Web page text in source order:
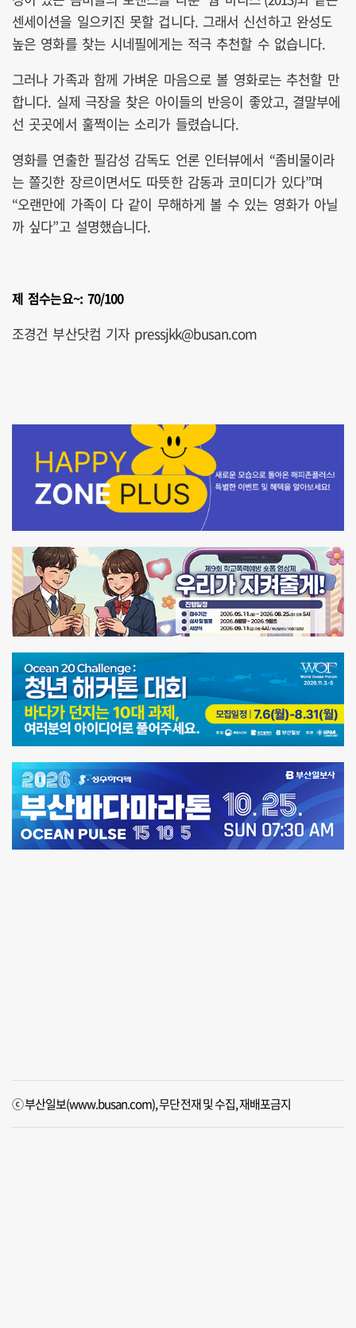
센세이션을 일으키진 못할 겁니다. 그래서 신선하고 완성도
높은 영화를 찾는 시네필에게는 적극 추천할 수 없습니다.
그러나 가족과 함께 가벼운 마음으로 볼 영화로는 추천할 만
합니다. 실제 극장을 찾은 아이들의 반응이 좋았고, 결말부에
선 곳곳에서 훌쩍이는 소리가 들렸습니다.
영화를 연출한 필감성 감독도 언론 인터뷰에서 “좀비물이라
는 쫄깃한 장르이면서도 따뜻한 감동과 코미디가 있다”며
“오랜만에 가족이 다 같이 무해하게 볼 수 있는 영화가 아닐
까 싶다”고 설명했습니다.
제 점수는요~: 70/100
조경건 부산닷컴 기자 pressjkk@busan.com
ⓒ 부산일보(www.busan.com), 무단전재 및 수집, 재배포금지